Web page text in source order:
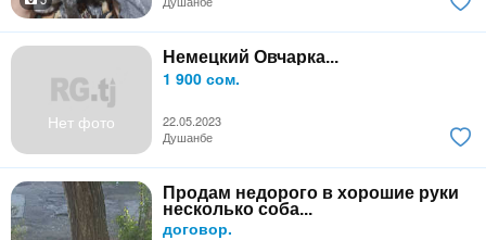
Нет фото
Немецкий Овчарка...
1 900 сом.
22.05.2023
Душанбе
Продам недорого в хорошие руки
несколько соба...
договор.